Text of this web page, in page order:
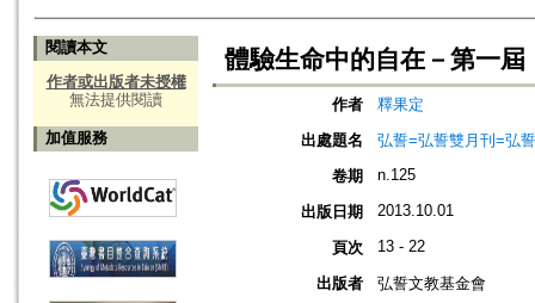
閱讀本文
作者或出版者未授權
無法提供閱讀
加值服務
體驗生命中的自在－第一
作者
釋果定
出處題名
弘誓=弘誓雙月刊=弘
卷期
n.125
出版日期 2013.10.01
頁次 13 - 22
出版者
弘誓文教基金會